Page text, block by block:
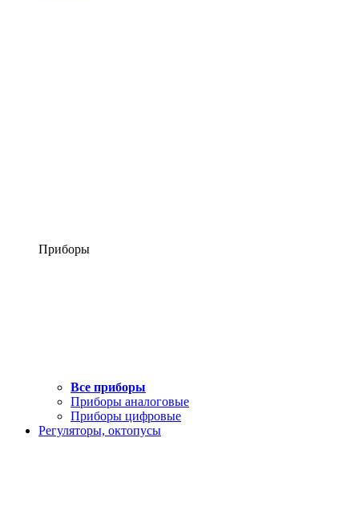
Приборы
Все приборы
Приборы аналоговые
Приборы цифровые
Регуляторы, октопусы